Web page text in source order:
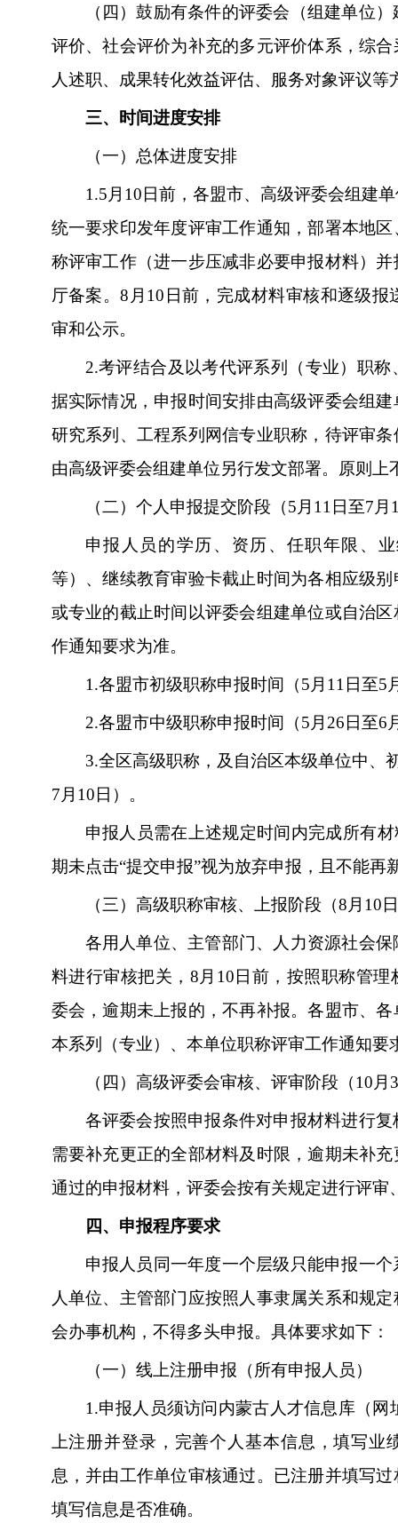
（四）鼓励有条件的评委会（组建单位
评价、社会评价为补充的多元评价体系，综
人述职、成果转化效益评估、服务对象评议等
三、时间进度安排
（一）总体进度安排
1.5 月10日前，各盟市、高级评委会组建
统一要求印发年度评审工作通知，部署本地
称评审工作（进一步压减非必要申报材料）
厅备案。8月10日前，完成材料审核和逐级报
审和公示。
2.考评结合及以考代评系列（专业）职
据实际情况，申报时间安排由高级评委会组
研究系列、工程系列网信专业职称，待评审
由高级评委会组建单位另行发文部署。原则上
（二）个人申报提交阶段（5月11日至7月
申报人员的学历、资历、任职年限、
等）、继续教育审验卡截止时间为各相应级
或专业的截止时间以评委会组建单位或自治
作通知要求为准。
1.各盟市初级职称申报时间（5月11日至5
2.各盟市中级职称申报时间（5月26日至6
3.全区高级职称，及自治区本级单位中、
7月10日）。
申报人员需在上述规定时间内完成所有
期未点击“提交申报”视为放弃申报，且不能再
（三）高级职称审核、上报阶段（8月10
各用人单位、主管部门、人力资源社会
料进行审核把关，8月10日前，按照职称管
委会，逾期未上报的，不再补报。各盟市、
本系列（专业）、本单位职称评审工作通知要
（四）高级评委会审核、评审阶段（10月
各评委会按照申报条件对申报材料进行
需要补充更正的全部材料及时限，逾期未补
通过的申报材料，评委会按有关规定进行评审
四、申报程序要求
申报人员同一年度一个层级只能申报一
人单位、主管部门应按照人事隶属关系和规
会办事机构，不得多头申报。具体要求如下：
（一）线上注册申报（所有申报人员）
1.申报人员须访问内蒙古人才信息库（网
上注册并登录，完善个人基本信息，填写
息，并由工作单位审核通过。已注册并填写
填写信息是否准确。